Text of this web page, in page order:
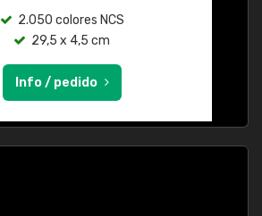
2.050 colores NCS
29,5 x 4,5 cm
Info / pedido